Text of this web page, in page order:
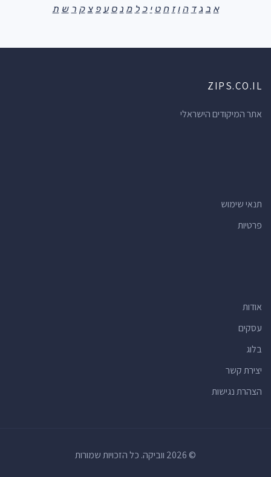
א ב ג ד ה ו ז ח ט י כ ל מ נ ס ע פ צ ק ר ש ת
ZIPS.CO.IL
אתר המיקודים הישראלי
תנאי שימוש
פרטיות
אודות
עסקים
בלוג
יצירת קשר
הצהרת נגישות
© 2026 ווביקה. כל הזכויות שמורות